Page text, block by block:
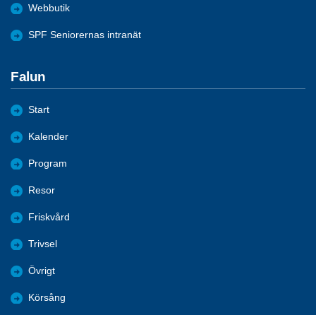
Webbutik
SPF Seniorernas intranät
Falun
Start
Kalender
Program
Resor
Friskvård
Trivsel
Övrigt
Körsång